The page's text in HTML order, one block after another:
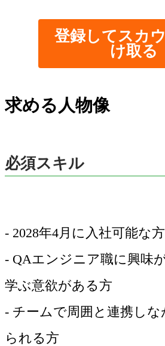
登録してスカ
け取る
求める人物像
必須スキル
- 2028年4月に入社可能な方
- QAエンジニア職に興味
学ぶ意欲がある方
- チームで周囲と連携し
られる方